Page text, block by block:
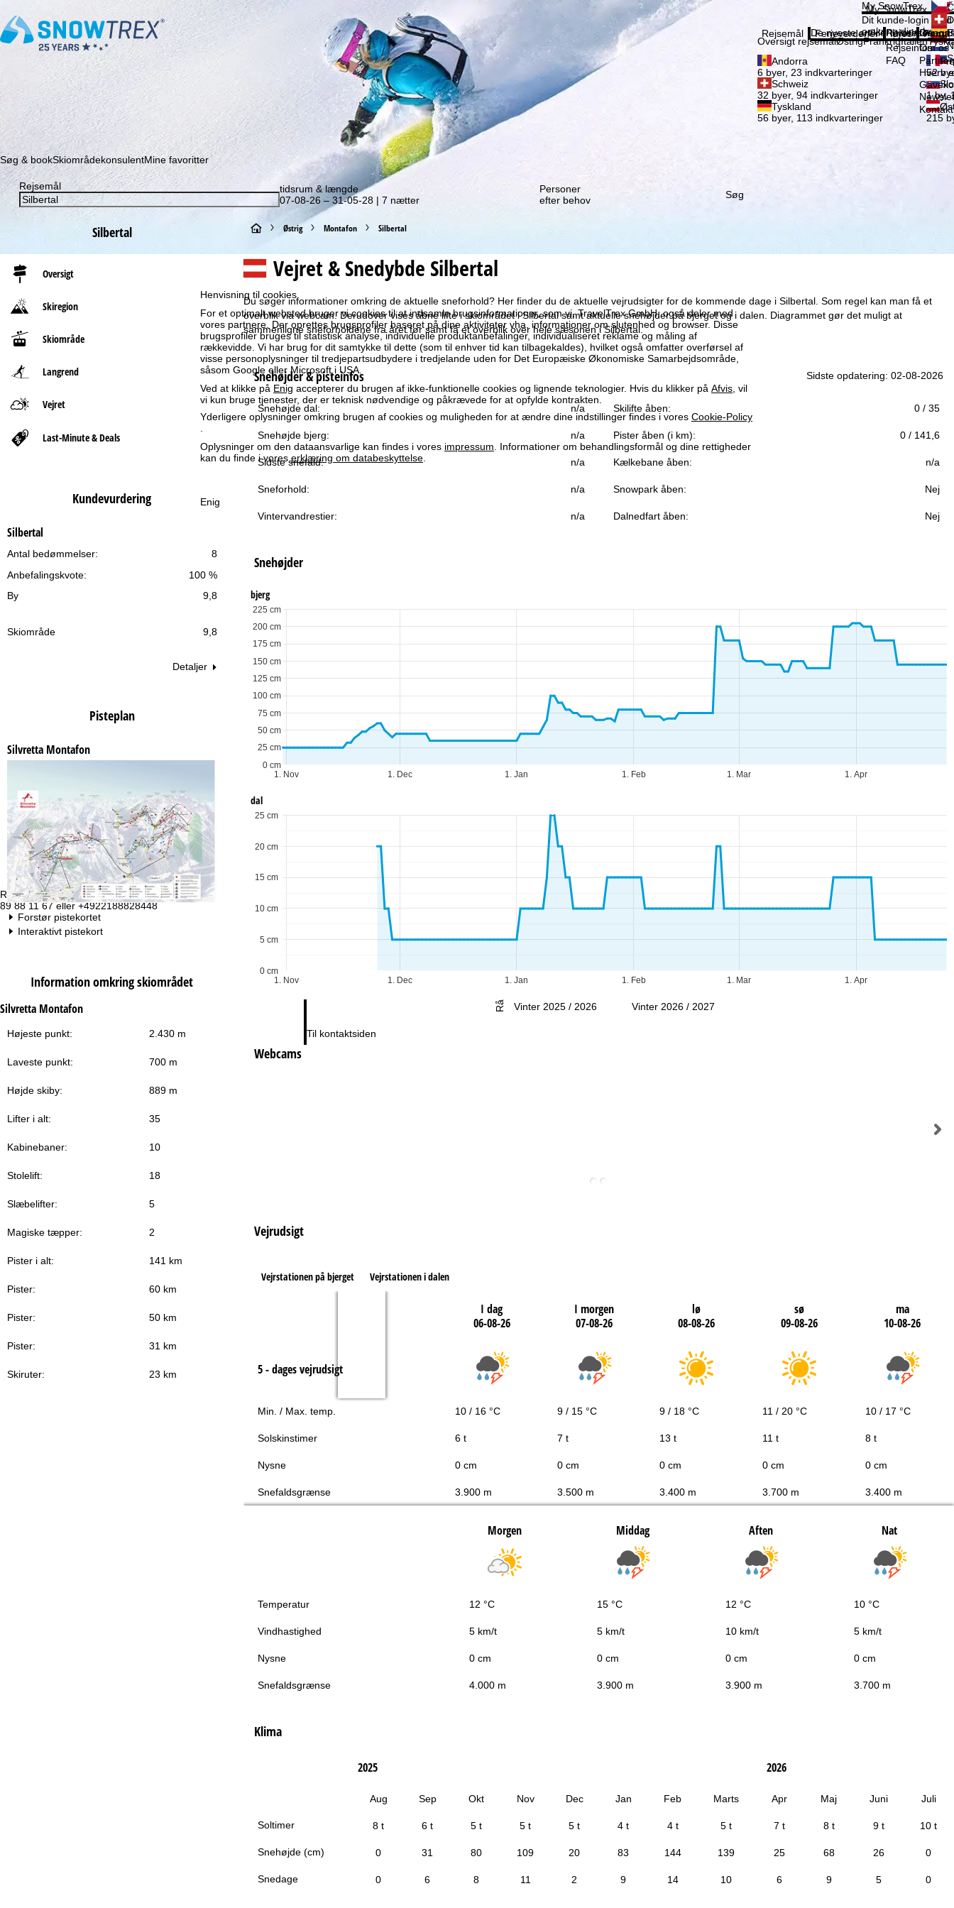
Henvisning til cookies
For et optimalt websted bruger vi cookies til at indsamle brugsinformationer, som vi, TravelTrex GmbH, også deler med
vores partnere. Der oprettes brugsprofiler baseret på dine aktiviteter vha. informationer om slutenhed og browser. Disse
brugsprofiler bruges til statistisk analyse, individuelle produktanbefalinger, individualiseret reklame og måling af
rækkevidde. Vi har brug for dit samtykke til dette (som til enhver tid kan tilbagekaldes), hvilket også omfatter overførsel af
visse personoplysninger til tredjepartsudbydere i tredjelande uden for Det Europæiske Økonomiske Samarbejdsområde,
såsom Google eller Microsoft i USA.
Ved at klikke på Enig accepterer du brugen af ikke-funktionelle cookies og lignende teknologier. Hvis du klikker på Afvis , vil
vi kun bruge tjenester, der er teknisk nødvendige og påkrævede for at opfylde kontrakten.
Yderligere oplysninger omkring brugen af cookies og muligheden for at ændre dine indstillinger findes i vores Cookie-Policy
.
Oplysninger om den dataansvarlige kan findes i vores impressum. Informationer om behandlingsformål og dine rettigheder
kan du finde i voreserklæring om databeskyttelse.
Enig
Rådgivning
89 88 11 67 eller +4922188828448
Man-tor:
Kl. 9.00-17.00
Til kontaktsiden
Rådgivning
Abonner på vores nyhedsbrev, og gå aldrig mere glip af et tilbud igen! Tilmeld
My SnowTrex
My SnowTrex
Dit kunde-login
omkring dine
Rejsemål
Oversigt rejsemålØstrigFrankrigItalien
Andorra
6 byer, 23 indkvarteringer
52
Schweiz
32 byer, 94 indkvarteringer
1 by,
Tyskland
56 byer, 113 indkvarteringer
215
Ferieverdener
De nyeste artikler i vores
Infos
Rejseinfos
Rejseinfos
FAQ
Firma
Om os
Om os
Hverv
Kontakt
Søg & bookSkiområdekonsulentMine favoritter
Rejsemål
tidsrum & længde
07-08-26 – 31-05-28 | 7 nætter
Personer
efter behov
Søg
Silbertal
Oversigt
Skiregion
Skiområde
Langrend
Vejret
Last-Minute & Deals
Kundevurdering
Silbertal
8
Antal bedømmelser:
100 %
Anbefalingskvote:
By
9,8
Skiområde 9,8
Detaljer
Pisteplan
Silvretta Montafon
Forstør pistekortet
Interaktivt pistekort
Information omkring skiområdet
Silvretta Montafon
Højeste punkt: 2.430 m
Laveste punkt: 700 m
Højde skiby: 889 m
Lifter i alt: 35
Kabinebaner: 10
Stolelift: 18
Slæbelifter: 5
Magiske tæpper: 2
Pister i alt: 141 km
Pister: 60 km
Pister: 50 km
Pister: 31 km
Skiruter: 23 km
S
t
r
t
s
i
d
e
Østrig Montafon Silbertal
Vejret & Snedybde Silbertal
Du søger informationer omkring de aktuelle sneforhold? Her finder du de aktuelle vejrudsigter for de kommende dage i Silbertal. Som regel kan man få et
overblik via webcam. Derudover vises åbne lifte i skiområdet i Silbertal samt aktuelle snehøjder på bjerget og i dalen. Diagrammet gør det muligt at
sammenligne sneforholdene fra året før samt få et overblik over hele sæsonen i Silbertal.
Snehøjder & pisteinfos Sidste opdatering: 02-08-2026
Snehøjde dal: n/a Skilifte åben: 0 / 35
Snehøjde bjerg: n/a Pister åben (i km): 0 / 141,6
Sidste snefald: n/a Kælkebane åben: n/a
Sneforhold: n/a Snowpark åben: Nej
Vintervandrestier: n/a Dalnedfart åben: Nej
Snehøjder
bjerg
1. Nov 1. Dec 1. Jan 1. Feb 1. Mar 1. Apr
0 cm
25 cm
50 cm
75 cm
100 cm
125 cm
150 cm
175 cm
200 cm
225 cm
dal
1. Nov 1. Dec 1. Jan 1. Feb 1. Mar 1. Apr
0 cm
5 cm
10 cm
15 cm
20 cm
25 cm
Vinter 2025 / 2026 Vinter 2026 / 2027
Webcams
Vejrudsigt
Vejrstationen på bjerget Vejrstationen i dalen
I dag
06-08-26
I morgen
07-08-26
lø
08-08-26
sø
09-08-26
ma
10-08-26
5 - dages vejrudsigt
Min. / Max. temp. 10 / 16 °C 9 / 15 °C 9 / 18 °C 11 / 20 °C 10 / 17 °C
Solskinstimer 6 t 7 t 13 t 11 t 8 t
Nysne 0 cm 0 cm 0 cm 0 cm 0 cm
Snefaldsgrænse 3.900 m 3.500 m 3.400 m 3.700 m 3.400 m
Morgen Middag Aften Nat
Temperatur 12 °C 15 °C 12 °C 10 °C
Vindhastighed 5 km/t 5 km/t 10 km/t 5 km/t
Nysne 0 cm 0 cm 0 cm 0 cm
Snefaldsgrænse 4.000 m 3.900 m 3.900 m 3.700 m
Klima
Soltimer
Snehøjde (cm)
Snedage
2025 2026
Aug Sep Okt Nov Dec Jan Feb Marts Apr Maj Juni Juli
8 t 6 t 5 t 5 t 5 t 4 t 4 t 5 t 7 t 8 t 9 t 10 t
0 31 80 109 20 83 144 139 25 68 26 0
0 6 8 11 2 9 14 10 6 9 5 0